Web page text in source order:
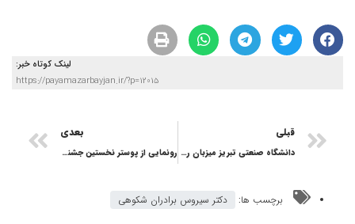
لینک کوتاه خبر:
https://payamazarbayjan.ir/?p=12015
قبلی
دانشگاه صنعتی تبریز میزبان رویداد ملی “ارتباطات هوشمند در اقتصاد دانش‌بنیان”
بعدی
رونمایی از پوستر نخستین جشنواره موسیقی ایرانی؛ مکتب تبریز
برچسب ها: دکتر سیروس برادران شکوهی